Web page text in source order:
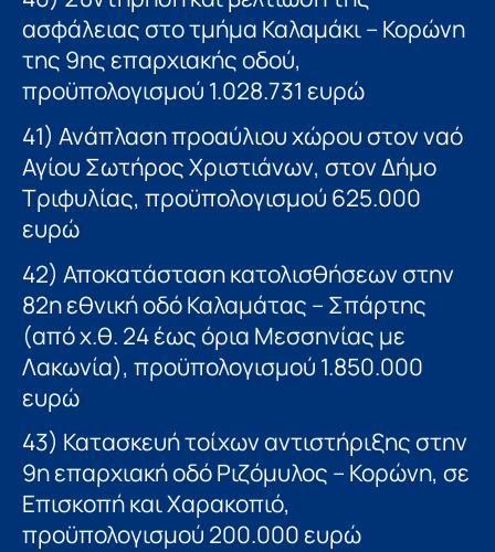
ασφάλειας στο τμήμα Καλαμάκι – Κορώνη
της 9ης επαρχιακής οδού,
προϋπολογισμού 1.028.731 ευρώ
41) Ανάπλαση προαύλιου χώρου στον ναό
Αγίου Σωτήρος Χριστιάνων, στον Δήμο
Τριφυλίας, προϋπολογισμού 625.000
ευρώ
42) Αποκατάσταση κατολισθήσεων στην
82η εθνική οδό Καλαμάτας – Σπάρτης
(από χ.θ. 24 έως όρια Μεσσηνίας με
Λακωνία), προϋπολογισμού 1.850.000
ευρώ
43) Κατασκευή τοίχων αντιστήριξης στην
9η επαρχιακή οδό Ριζόμυλος – Κορώνη, σε
Επισκοπή και Χαρακοπιό,
προϋπολογισμού 200.000 ευρώ